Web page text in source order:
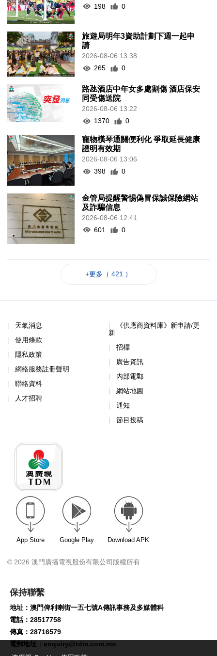
198
0
旅遊局明年3資助計劃下週一起申
請
2026-08-06 13:38
265
0
路氹酒店中年女多處割傷 酒店保安
同受傷送院
2026-08-06 13:22
1370
0
寵物橫琴通關便利化 爭取延長健康
證明有效期
2026-08-06 13:06
398
0
金管局提醒警惕偽冒保誠保險網站
及詐騙信息
2026-08-06 12:41
601
0
+更多（ 421 ）
天氣消息
使用條款
隱私政策
網絡服務註冊聲明
聯絡資料
人才招聘
《供應商資料庫》新申請/更
新
招標
廣告資訊
內部電郵
網站地圖
通知
節目投稿
App Store Google Play Download APK
© 2026 澳門廣播電視股份有限公司版權所有
保持聯繫
地址：澳門俾利喇街一五七號A傳訊事務及多媒體科
電話：28517758
傳真：28716579
電郵地址： enquiry@tdm.com.mo